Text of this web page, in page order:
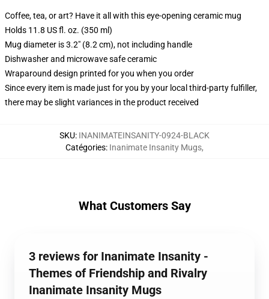
Coffee, tea, or art? Have it all with this eye-opening ceramic mug
Holds 11.8 US fl. oz. (350 ml)
Mug diameter is 3.2" (8.2 cm), not including handle
Dishwasher and microwave safe ceramic
Wraparound design printed for you when you order
Since every item is made just for you by your local third-party fulfiller,
there may be slight variances in the product received
SKU: INANIMATEINSANITY-0924-BLACK
Catégories: Inanimate Insanity Mugs,
What Customers Say
3 reviews for Inanimate Insanity -
Themes of Friendship and Rivalry
Inanimate Insanity Mugs